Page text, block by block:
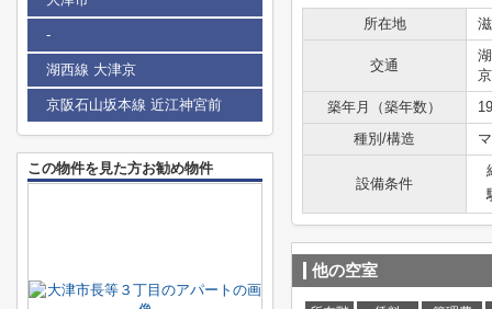
所在地
交通
築年月（築年数）
種別/構造
設備条件
他の空室
-
湖西線 大津京
京阪石山坂本線 近江神宮前
この物件を見た方お勧め物件